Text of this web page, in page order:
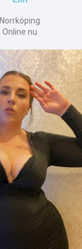
Norrköping
Online nu